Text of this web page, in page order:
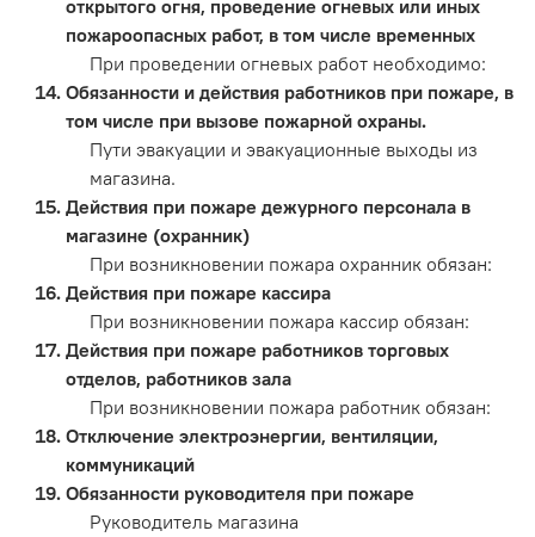
открытого огня, проведение огневых или иных
пожароопасных работ, в том числе временных
При проведении огневых работ необходимо:
Обязанности и действия работников при пожаре, в
том числе при вызове пожарной охраны.
Пути эвакуации и эвакуационные выходы из
магазина.
Действия при пожаре дежурного персонала в
магазине (охранник)
При возникновении пожара охранник обязан:
Действия при пожаре кассира
При возникновении пожара кассир обязан:
Действия при пожаре работников торговых
отделов, работников зала
При возникновении пожара работник обязан:
Отключение электроэнергии, вентиляции,
коммуникаций
Обязанности руководителя при пожаре
Руководитель магазина